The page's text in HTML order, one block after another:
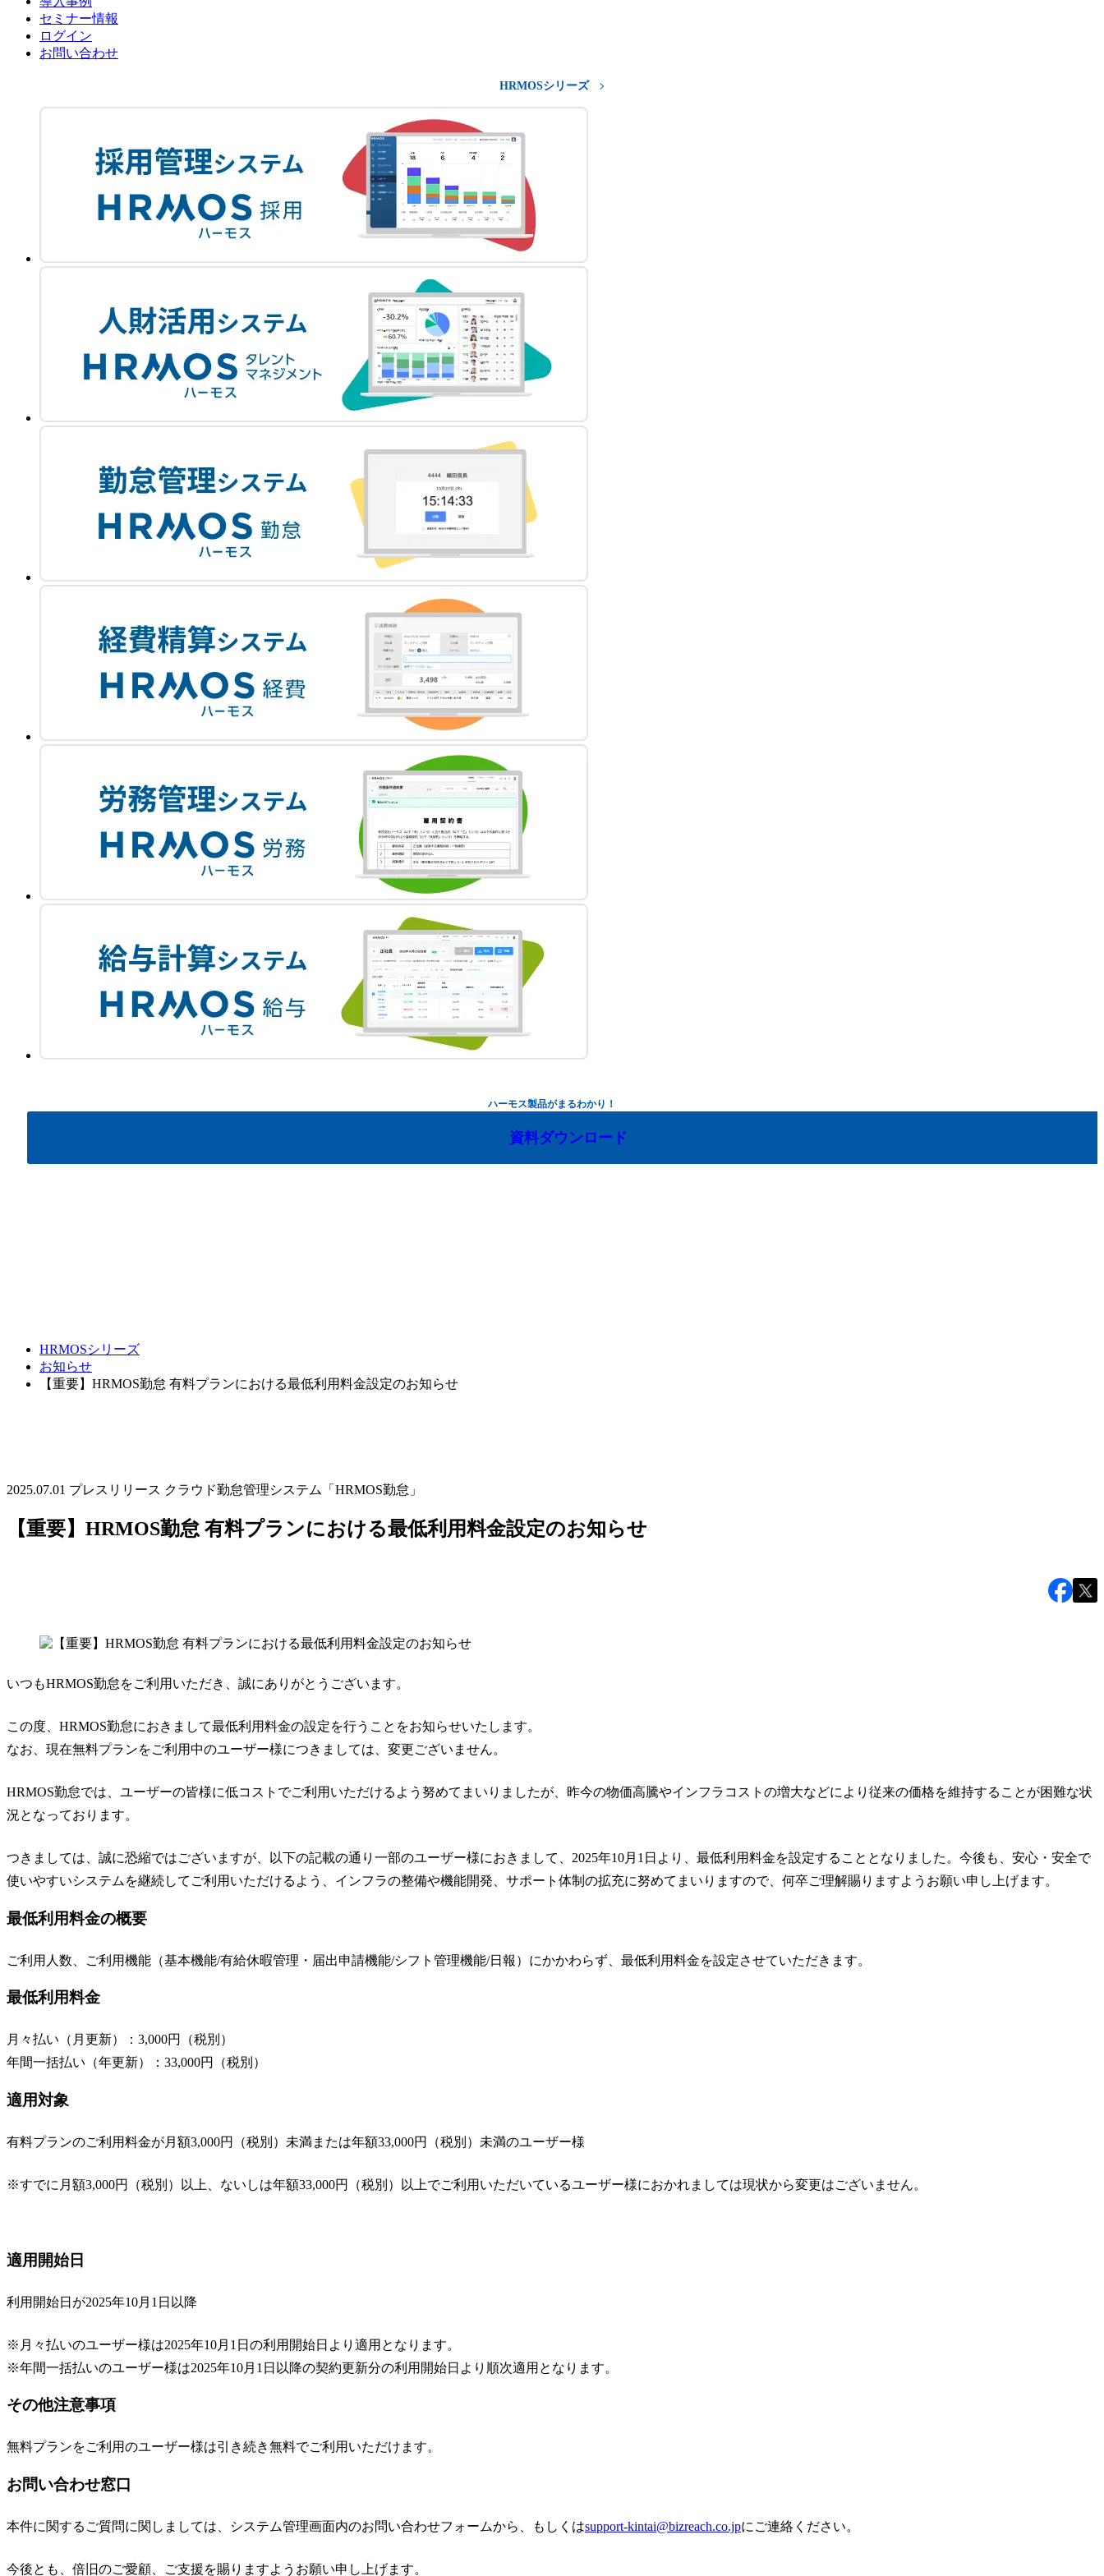
セミナー情報
ログイン
お問い合わせ
HRMOSシリーズ
ハーモス製品がまるわかり！
資料ダウンロード
HRMOSシリーズ
お知らせ
【重要】HRMOS勤怠 有料プランにおける最低利用料金設定のお知らせ
2025.07.01 プレスリリース クラウド勤怠管理システム「HRMOS勤怠」
【重要】HRMOS勤怠 有料プランにおける最低利用料金設定のお知らせ
いつもHRMOS勤怠をご利用いただき、誠にありがとうございます。
この度、HRMOS勤怠におきまして最低利用料金の設定を行うことをお知らせいたします。
なお、現在無料プランをご利用中のユーザー様につきましては、変更ございません。
HRMOS勤怠では、ユーザーの皆様に低コストでご利用いただけるよう努めてまいりましたが、昨今の物価高騰やインフラコストの増大などにより従来の価格を維持することが困難な状
況となっております。
つきましては、誠に恐縮ではございますが、以下の記載の通り一部のユーザー様におきまして、2025年10月1日より、最低利用料金を設定することとなりました。今後も、安心・安全で
使いやすいシステムを継続してご利用いただけるよう、インフラの整備や機能開発、サポート体制の拡充に努めてまいりますので、何卒ご理解賜りますようお願い申し上げます。
最低利用料金の概要
ご利用人数、ご利用機能（基本機能/有給休暇管理・届出申請機能/シフト管理機能/日報）にかかわらず、最低利用料金を設定させていただきます。
最低利用料金
月々払い（月更新）：3,000円（税別）
年間一括払い（年更新）：33,000円（税別）
適用対象
有料プランのご利用料金が月額3,000円（税別）未満または年額33,000円（税別）未満のユーザー様
※すでに月額3,000円（税別）以上、ないしは年額33,000円（税別）以上でご利用いただいているユーザー様におかれましては現状から変更はございません。
適用開始日
利用開始日が2025年10月1日以降
※月々払いのユーザー様は2025年10月1日の利用開始日より適用となります。
※年間一括払いのユーザー様は2025年10月1日以降の契約更新分の利用開始日より順次適用となります。
その他注意事項
無料プランをご利用のユーザー様は引き続き無料でご利用いただけます。
お問い合わせ窓口
本件に関するご質問に関しましては、システム管理画面内のお問い合わせフォームから、もしくはsupport-kintai@bizreach.co.jpにご連絡ください。
今後とも、倍旧のご愛顧、ご支援を賜りますようお願い申し上げます。